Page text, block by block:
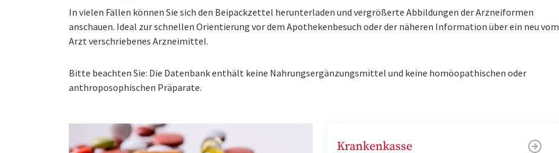
In vielen Fällen können Sie sich den Beipackzettel herunterladen und vergrößerte Abbildungen der Arzneiformen
anschauen. Ideal zur schnellen Orientierung vor dem Apothekenbesuch oder der näheren Information über ein neu vom
Arzt verschriebenes Arzneimittel.
Bitte beachten Sie: Die Datenbank enthält keine Nahrungsergänzungsmittel und keine homöopathischen oder
anthroposophischen Präparate.
Krankenkasse